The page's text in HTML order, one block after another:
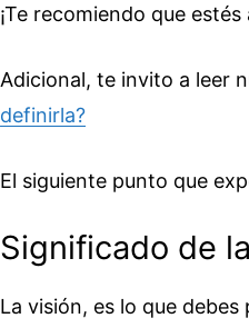
¡Te recomiendo que
Adicional, te invito a leer
definirla?
El siguiente punto que
Significado de
La visión, es lo que